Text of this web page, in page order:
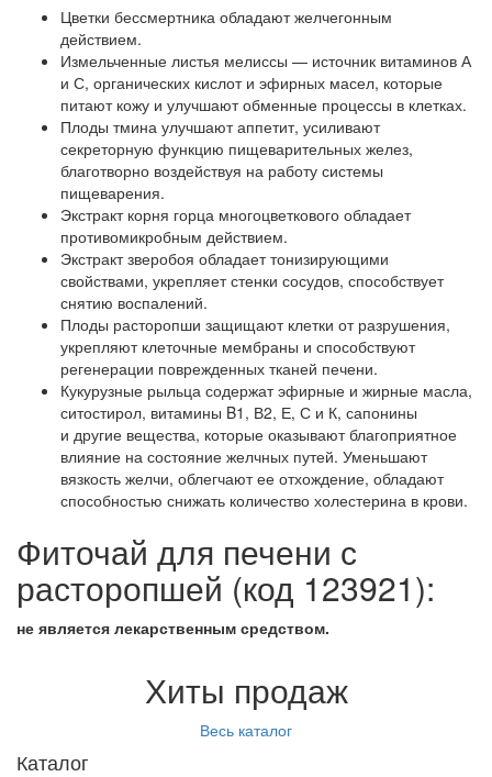
Цветки бессмертника обладают желчегонным
действием.
Измельченные листья мелиссы — источник витаминов А
и С, органических кислот и эфирных масел, которые
питают кожу и улучшают обменные процессы в клетках.
Плоды тмина улучшают аппетит, усиливают
секреторную функцию пищеварительных желез,
благотворно воздействуя на работу системы
пищеварения.
Экстракт корня горца многоцветкового обладает
противомикробным действием.
Экстракт зверобоя обладает тонизирующими
свойствами, укрепляет стенки сосудов, способствует
снятию воспалений.
Плоды расторопши защищают клетки от разрушения,
укрепляют клеточные мембраны и способствуют
регенерации поврежденных тканей печени.
Кукурузные рыльца содержат эфирные и жирные масла,
ситостирол, витамины B1, В2, Е, С и К, сапонины
и другие вещества, которые оказывают благоприятное
влияние на состояние желчных путей. Уменьшают
вязкость желчи, облегчают ее отхождение, обладают
способностью снижать количество холестерина в крови.
Фиточай для печени с
расторопшей (код 123921):
не является лекарственным средством.
Хиты продаж
Весь каталог
Каталог